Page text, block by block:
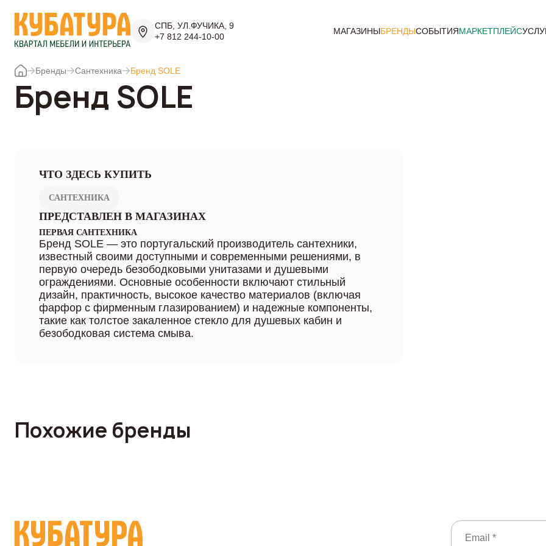
СПБ, УЛ.ФУЧИКА, 9
+7 812 244-10-00
МАГАЗИНЫБРЕНДЫСОБЫТИЯМАРКЕТПЛЕЙС
Бренды Сантехника Бренд SOLE
Бренд SOLE
ЧТО ЗДЕСЬ КУПИТЬ
САНТЕХНИКА
ПРЕДСТАВЛЕН В МАГАЗИНАХ
ПЕРВАЯ САНТЕХНИКА
Бренд SOLE — это португальский производитель сантехники,
известный своими доступными и современными решениями, в
первую очередь безободковыми унитазами и душевыми
ограждениями. Основные особенности включают стильный
дизайн, практичность, высокое качество материалов (включая
фарфор с фирменным глазированием) и надежные компоненты,
такие как толстое закаленное стекло для душевых кабин и
безободковая система смыва.
Похожие бренды